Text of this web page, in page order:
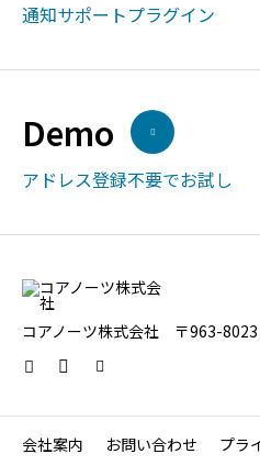
通知サポートプラグイン
Demo
アドレス登録不要でお試し
コアノーツ株式会社 〒963-
会社案内 お問い合わせ プラ